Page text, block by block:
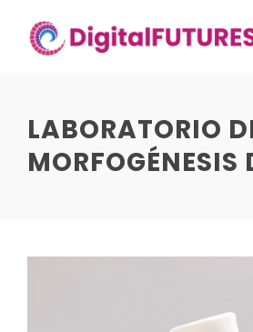
content
LABORATORIO
MORFOGÉNESIS